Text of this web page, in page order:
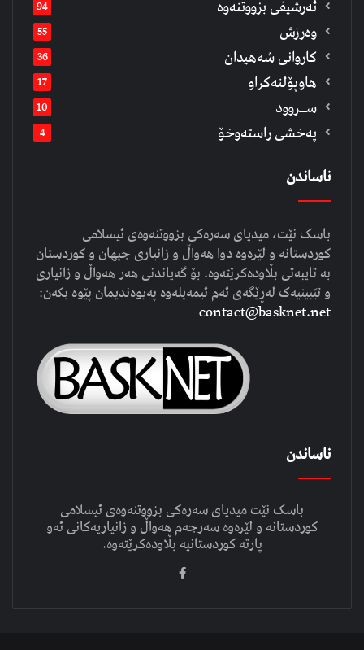
ئەرشیفى بزووتنەوە 94
وەرزش 55
كاروانی شەهیدان 36
هاوپۆلنەكراو 17
ســروود 10
په‌خشی راسته‌وخۆ 4
ناساندن
باسک نێت، میدیای سەرەکی بزووتنەوەی ئیسلامی
کوردستانە و لێرەوە دوا هەواڵ و زانیاری جیهان و کوردستان
بە تایبەتی بڵاودەکرێتەوە. بۆ گەیاندنی هەر هەواڵ و زانیاری
و تێبینیەک لەڕێگەی ئەم ئیمەیلەوە پەیوەندیمان پێوە بکەن:
contact@basknet.net
ناساندن
باسک نێت میدیای سەرەکی بزووتنەوەی ئیسلامی
کوردستانە و لێرەوە سەرجەم هەواڵ و زانیاریەکانی ئەو
پارتە کوردستانیە بڵاودەکرێتەوە.